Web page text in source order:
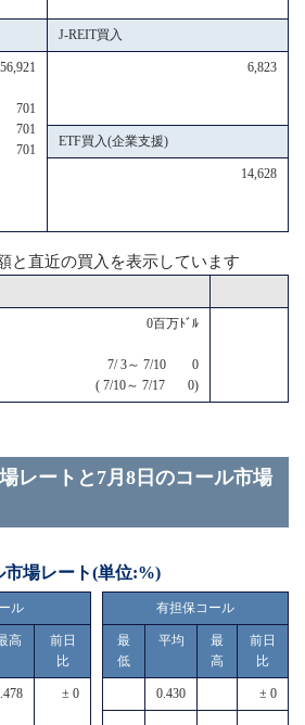
J-REIT買入
701
701
701
6,823
ETF買入(企業支援)
14,628
と直近の買入を表示しています
0百万ﾄﾞﾙ
7/ 3～ 7/10 0
( 7/10～ 7/17 0)
レートと7月8日のコール市場
市場レート(単位:%)
ル
高
前日
比
± 0
有担保コール
最
低
平均
最
高
前日
比
0.430 ± 0